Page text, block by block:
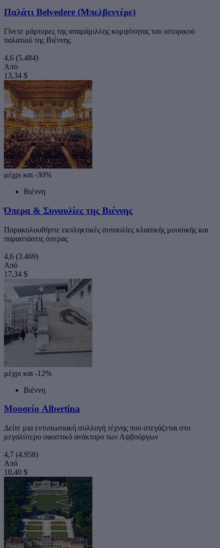
Παλάτι Belvedere (Μπελβεντέρε)
Γίνετε μάρτυρες της απαράμιλλης κομψότητας του ιστορικού
παλατιού της Βιέννης
4,6 (5.484)
Από
13,34 $
μέχρι και -30%
Βιέννη
Όπερα & Συναυλίες της Βιέννης
Παρακολουθήστε εκπληκτικές συναυλίες κλασικής μουσικής και
παραστάσεις όπερας
4,6 (3.469)
Από
17,34 $
μέχρι και -12%
Βιέννη
Μουσείο Albertina
Δείτε μια εντυπωσιακή συλλογή τέχνης που στεγάζεται στο
μεγαλύτερο οικιστικό ανάκτορο των Αψβούργων
4,7 (4.958)
Από
10,40 $